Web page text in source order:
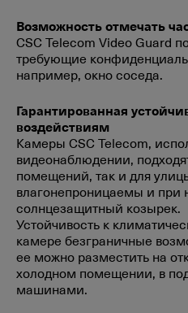
Возможность отмечать
CSC Telecom Video Guard
требующие
например, окно соседа.
Гарантированная
воздействиям
Камеры CSC Telecom,
видеонаблюдении,
помещений, так и для
влагонепроницаемы и
солнцезащитный козырек.
Устойчивость к
камере безграничные
ее можно разместить на
холодном помещении, в
машинами.